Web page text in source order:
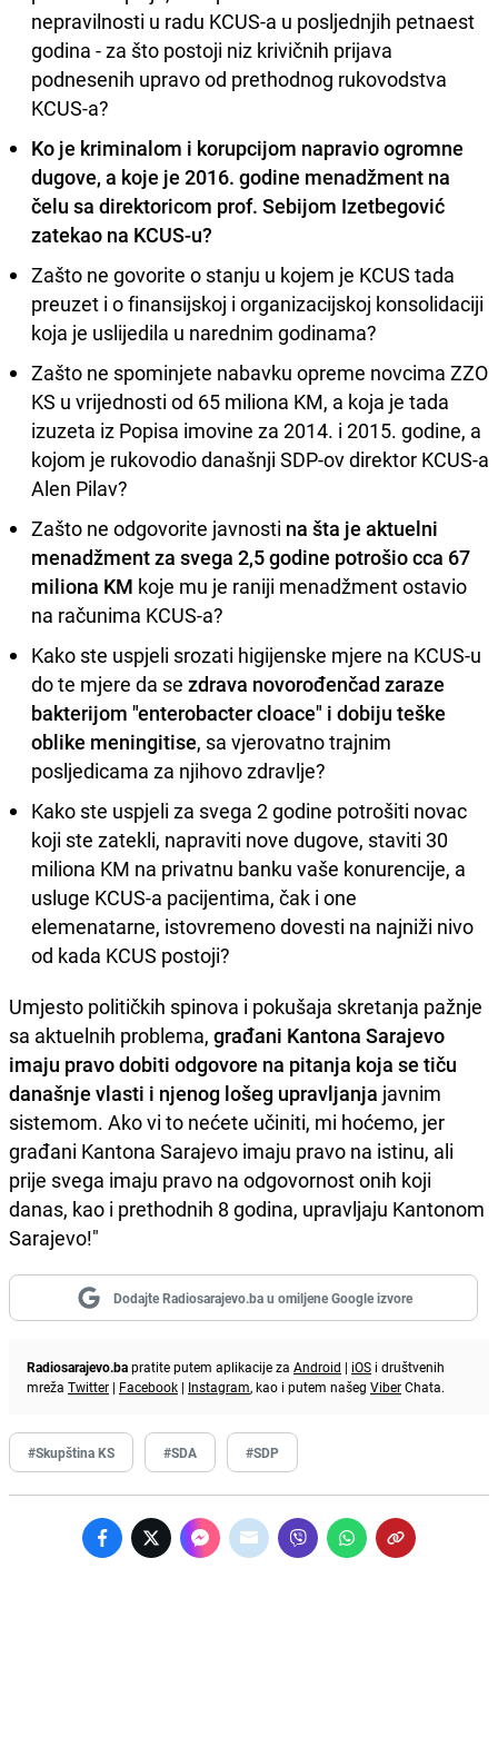
nepravilnosti u radu KCUS-a u posljednjih petnaest
godina - za što postoji niz krivičnih prijava
podnesenih upravo od prethodnog rukovodstva
KCUS-a?
Ko je kriminalom i korupcijom napravio ogromne
dugove, a koje je 2016. godine menadžment na
čelu sa direktoricom prof. Sebijom Izetbegović
zatekao na KCUS-u?
Zašto ne govorite o stanju u kojem je KCUS tada
preuzet i o finansijskoj i organizacijskoj konsolidaciji
koja je uslijedila u narednim godinama?
Zašto ne spominjete nabavku opreme novcima ZZO
KS u vrijednosti od 65 miliona KM, a koja je tada
izuzeta iz Popisa imovine za 2014. i 2015. godine, a
kojom je rukovodio današnji SDP-ov direktor KCUS-a
Alen Pilav?
Zašto ne odgovorite javnosti na šta je aktuelni
menadžment za svega 2,5 godine potrošio cca 67
miliona KM koje mu je raniji menadžment ostavio
na računima KCUS-a?
Kako ste uspjeli srozati higijenske mjere na KCUS-u
do te mjere da se zdrava novorođenčad zaraze
bakterijom "enterobacter cloace" i dobiju teške
oblike meningitise, sa vjerovatno trajnim
posljedicama za njihovo zdravlje?
Kako ste uspjeli za svega 2 godine potrošiti novac
koji ste zatekli, napraviti nove dugove, staviti 30
miliona KM na privatnu banku vaše konurencije, a
usluge KCUS-a pacijentima, čak i one
elemenatarne, istovremeno dovesti na najniži nivo
od kada KCUS postoji?
Umjesto političkih spinova i pokušaja skretanja pažnje
sa aktuelnih problema, građani Kantona Sarajevo
imaju pravo dobiti odgovore na pitanja koja se tiču
današnje vlasti i njenog lošeg upravljanja javnim
sistemom. Ako vi to nećete učiniti, mi hoćemo, jer
građani Kantona Sarajevo imaju pravo na istinu, ali
prije svega imaju pravo na odgovornost onih koji
danas, kao i prethodnih 8 godina, upravljaju Kantonom
Sarajevo!"
Dodajte Radiosarajevo.ba u omiljene Google izvore
Radiosarajevo.bapratite putem aplikacije za Android | iOS i društvenih
mreža Twitter | Facebook | Instagram, kao i putem našeg ViberChata.
#Skupština KS #SDA #SDP